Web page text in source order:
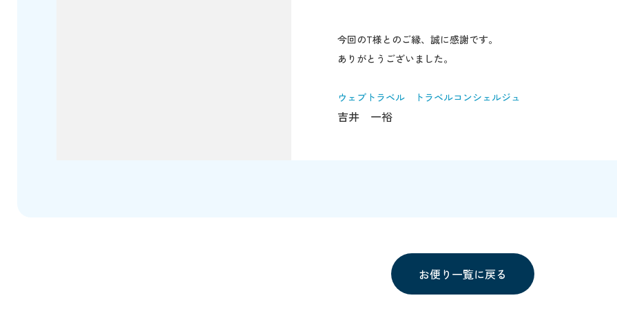
今回のT様とのご縁、誠に感謝です。
ありがとうございました。
ウェブトラベル トラベルコンシェルジュ
吉井 一裕
お便り一覧に戻る